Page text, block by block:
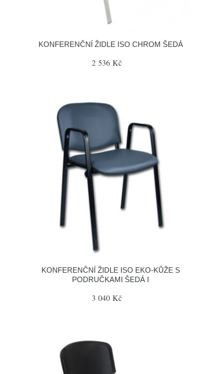
KONFERENČNÍ ŽIDLE ISO CHROM ŠEDÁ
2 536 Kč
KONFERENČNÍ ŽIDLE ISO EKO-KŮŽE S
PODRUČKAMI ŠEDÁ I
3 040 Kč